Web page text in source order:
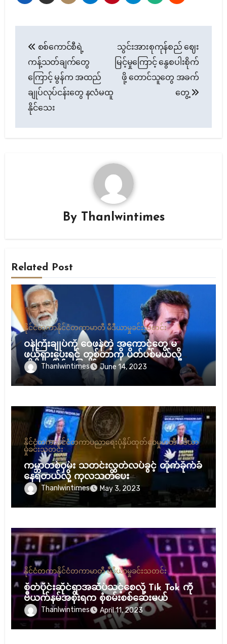
navigation
စစ်ကောင်စီရဲ့
ကန့်သတ်ချက်တွေ
ကြောင့် မွန်က အထည်
ချုပ်လုပ်ငန်းတွေ နလံမထူ
နိုင်သေး
သွင်းအားစုကုန်စည် ဈေး
မြင့်မှုကြောင့် နွေစပါးစိုက်
ဖို့ တောင်သူတွေ အခက်
တွေ့
By Thanlwintimes
Related Post
နိုင်ငံတကာနိုင်ငံတကာမာတီ မီဒီယာမှုခင်းသတင်း
ဝန်ကြီးချုပ်ကို ဝေဖန်တဲ့ အကောင့်တွေ မ
ဖယ်ရှားပေးရင် တွစ်တာကို ပိတ်ပစ်မယ်လို့
အိန္ဒိယ ခြိမ်းခြောက်
Thanlwintimes June 14, 2023
နိုင်ငံတကာနိုင်ငံတကာပညာရေးပုံနှိပ်ထုတ်ဝေမှုမာတီ မီဒီယာ
မှုခင်းသတင်း
ကမ္ဘာတစ်ဝှမ်း သတင်းလွတ်လပ်ခွင့် တိုက်ခိုက်ခံ
နေရတယ်လို့ ကုလသတိပေး
Thanlwintimes May 3, 2023
နိုင်ငံတကာနိုင်ငံတကာမာတီ မီဒီယာမှုခင်းသတင်း
စိတ်ပိုင်းဆိုင်ရာအဆိပ်သင့်စေလို့ Tik Tok ကို
ဗီယက်နမ်အစိုးရက စုံစမ်းစစ်ဆေးမယ်
Thanlwintimes April 11, 2023